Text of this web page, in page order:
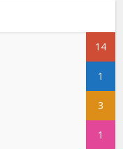
14
1
3
1